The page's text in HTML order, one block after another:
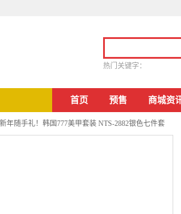
热门关键字：
首页 预售 商城资
年随手礼！韩国777美甲套装 NTS-2882银色七件套